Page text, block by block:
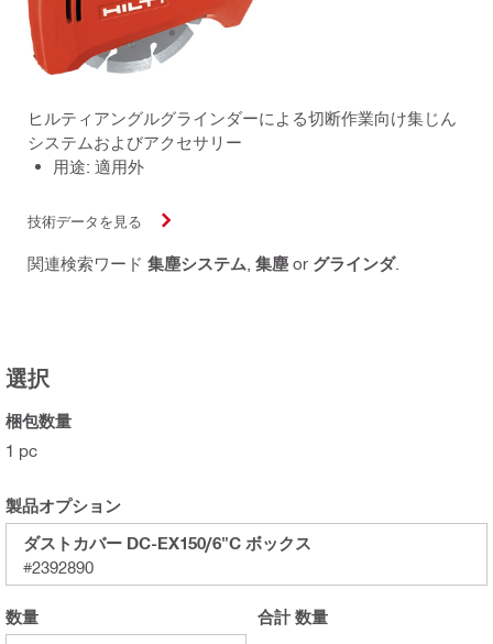
ヒルティアングルグラインダーによる切断作業向け集じん
システムおよびアクセサリー
用途: 適用外
技術データを見る
関連検索ワード 集塵システム 集塵 or グラインダ.
選択
梱包数量
1 pc
製品オプション
ダストカバー DC-EX150/6"C ボックス
#2392890
数量 合計数量